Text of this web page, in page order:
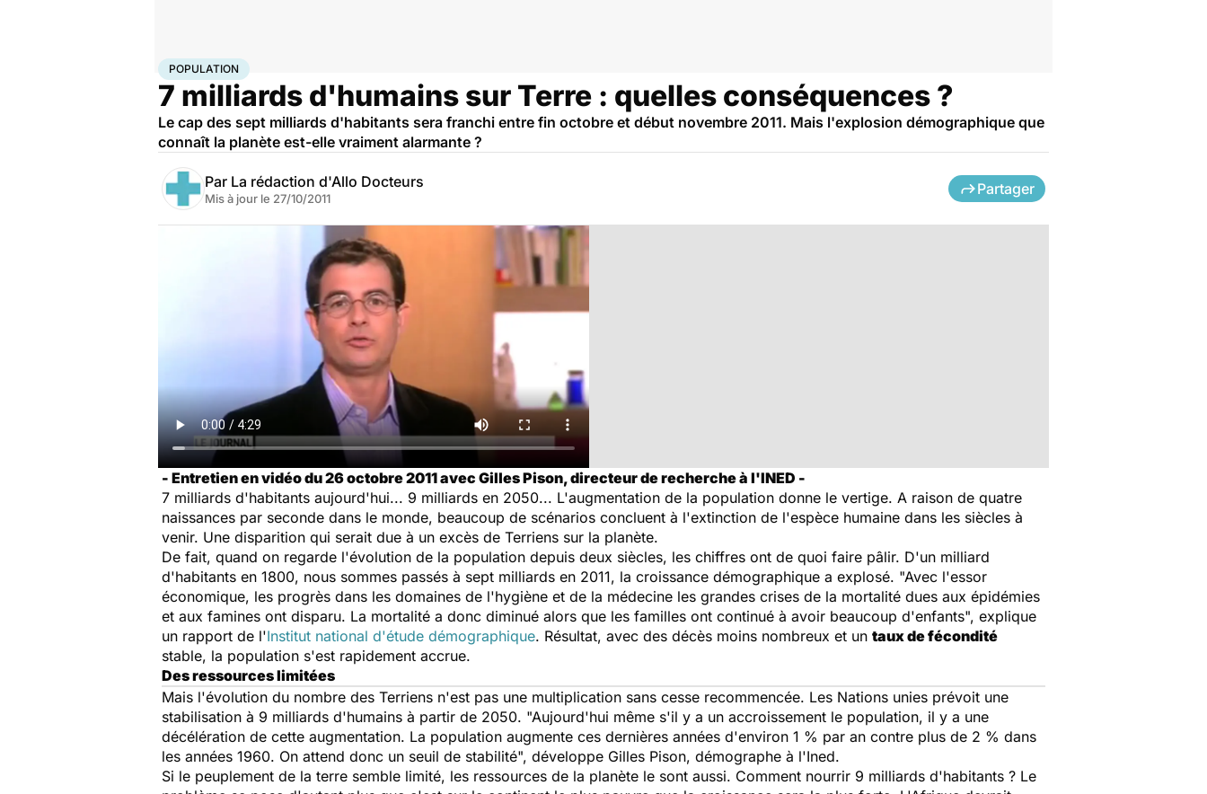
AccueilSantéPopulation
POPULATION
7 milliards d'humains sur Terre : quelles conséquences ?
Le cap des sept milliards d'habitants sera franchi entre fin octobre et début novembre 2011. Mais l'explosion démographique que
connaît la planète est-elle vraiment alarmante ?
Par La rédaction d'Allo Docteurs
Mis à jour le 27/10/2011
Partager
- Entretien en vidéo du 26 octobre 2011 avec Gilles Pison, directeur de recherche à l'INED -
7 milliards d'habitants aujourd'hui... 9 milliards en 2050... L'augmentation de la population donne le vertige. A raison de quatre
naissances par seconde dans le monde, beaucoup de scénarios concluent à l'extinction de l'espèce humaine dans les siècles à
venir. Une disparition qui serait due à un excès de Terriens sur la planète.
De fait, quand on regarde l'évolution de la population depuis deux siècles, les chiffres ont de quoi faire pâlir. D'un milliard
d'habitants en 1800, nous sommes passés à sept milliards en 2011, la croissance démographique a explosé. "Avec l'essor
économique, les progrès dans les domaines de l'hygiène et de la médecine les grandes crises de la mortalité dues aux épidémies
et aux famines ont disparu. La mortalité a donc diminué alors que les familles ont continué à avoir beaucoup d'enfants", explique
un rapport de l'Institut national d'étude démographique. Résultat, avec des décès moins nombreux et un taux de fécondité
stable, la population s'est rapidement accrue.
Des ressources limitées
Mais l'évolution du nombre des Terriens n'est pas une multiplication sans cesse recommencée. Les Nations unies prévoit une
stabilisation à 9 milliards d'humains à partir de 2050. "Aujourd'hui même s'il y a un accroissement le population, il y a une
décélération de cette augmentation. La population augmente ces dernières années d'environ 1 % par an contre plus de 2 % dans
les années 1960. On attend donc un seuil de stabilité", développe Gilles Pison, démographe à l'Ined.
Si le peuplement de la terre semble limité, les ressources de la planète le sont aussi. Comment nourrir 9 milliards d'habitants ? Le